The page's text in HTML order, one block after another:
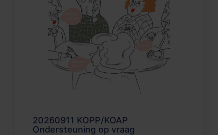
20260911 KOPP/KOAP
Ondersteuning op vraag